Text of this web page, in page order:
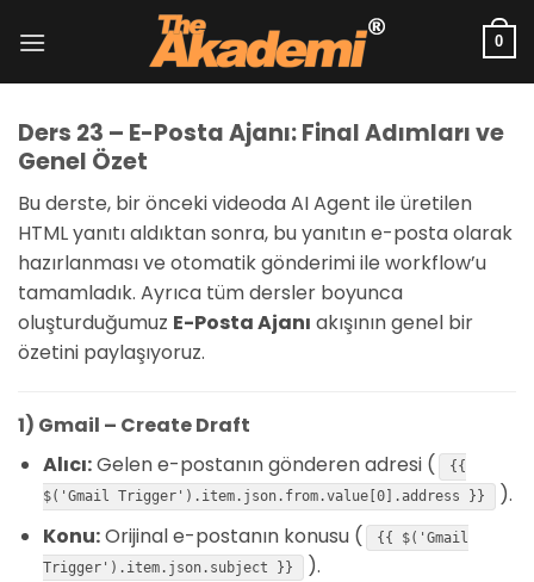
atla
0
Ders 23 – E-Posta Ajanı: Final Adımları ve
Genel Özet
Bu derste, bir önceki videoda AI Agent ile üretilen
HTML yanıtı aldıktan sonra, bu yanıtın e-posta olarak
hazırlanması ve otomatik gönderimi ile workflow’u
tamamladık. Ayrıca tüm dersler boyunca
oluşturduğumuz E-Posta Ajanı akışının genel bir
özetini paylaşıyoruz.
1) Gmail – Create Draft
Alıcı:Gelen e-postanın gönderen adresi (
{{
$('Gmail Trigger').item.json.from.value[0].address }}
).
Konu:Orijinal e-postanın konusu (
{{ $('Gmail
Trigger').item.json.subject }}
).